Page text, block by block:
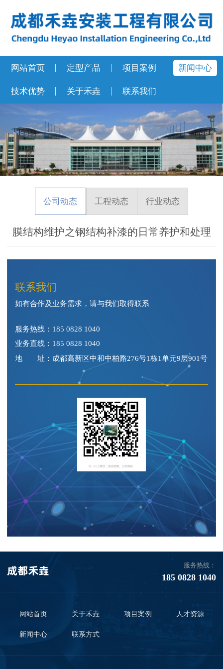
网站首页 定型产品 项目案例 新闻中心
技术优势 关于禾垚 联系我们
公司动态 工程动态 行业动态
膜结构维护之钢结构补漆的日常养护和处理
联系我们
如有合作及业务需求，请与我们取得联系
服务热线： 185 0828 1040
业务直线： 185 0828 1040
地 址：成都高新区中和中柏路276号1栋1单元9层901号
服务热线：
185 0828 1040
网站首页 关于禾垚 项目案例 人才资源
新闻中心 联系方式